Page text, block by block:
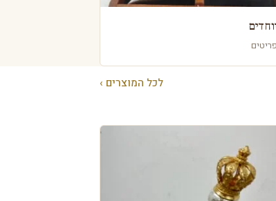
לכל המוצרים ›